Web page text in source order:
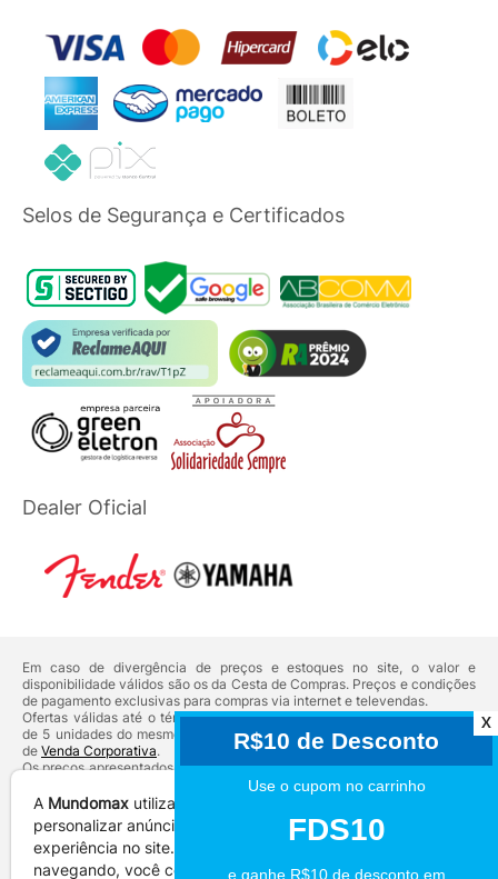
Selos de Segurança e Certificados
Dealer Oficial
Em caso de divergência de preços e estoques no site, o valor e
disponibilidade válidos são os da Cesta de Compras. Preços e condições
de pagamento exclusivas para compras via internet e televendas.
Ofertas válidas até o término de nossos estoques. Para compras acima
de 5 unidades do mesmo produto, entre em contato com o nosso canal
de Venda Corporativa.
Os preços apresentados no site prevalecem sobre outros anunciados em
qualquer outro meio de comunicação ou sites de buscas. Código de
Defesa do Consumidor:Lei nº 8.078.
Vendas sujeitas à confirmação de dados e análises de crédito e risco.
Razão Social: Hayamax Distribuidora de Produtos Eletrônicos Ltda -
CNPJ: 01.725.627/0002-53 - Endereço: R. Senador Souza Naves, 9 -
A Mundomax utiliza
personalizar anúncios e melhorar a sua
experiência no site. Ao continuar
navegando, você concorda com a
continuar
e fechar
X